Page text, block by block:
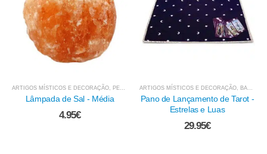
ARTIGOS MÍSTICOS E DECORAÇÃO, PEDRAS NATURAIS / BRUTO , PEDRAS MINERAIS E
Lâmpada de Sal - Média
4.95€
ARTIGOS MÍSTICOS E DECORAÇÃO, BARALHOS DE TAROT E ADIVINHAÇÃO
Pano de Lançamento de Tarot -
Estrelas e Luas
29.95€